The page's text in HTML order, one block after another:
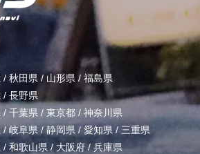
/ 秋田県 / 山形県/ 福島県
/ 長野県
/ 千葉県 / 東京都 / 神奈川県
/岐阜県 / 静岡県 / 愛知県 / 三重県
/ 和歌山県/ 大阪府 /兵庫県